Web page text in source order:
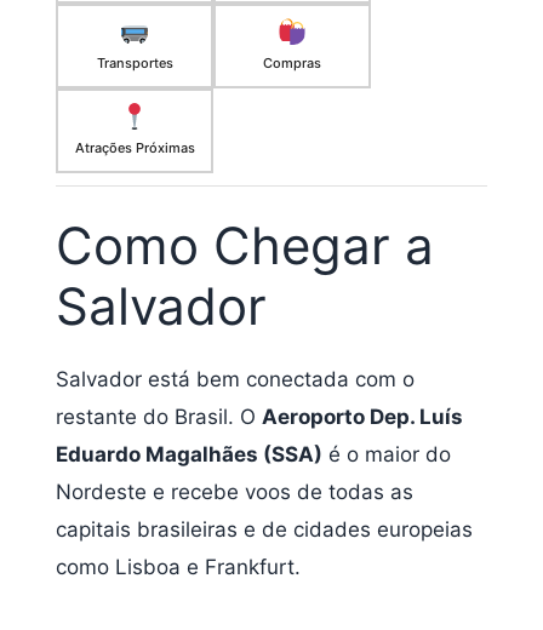
Transportes Compras
Atrações Próximas
Como Chegar a
Salvador
Salvador está bem conectada com o
restante do Brasil. O Aeroporto Dep. Luís
Eduardo Magalhães (SSA) é o maior do
Nordeste e recebe voos de todas as
capitais brasileiras e de cidades europeias
como Lisboa e Frankfurt.